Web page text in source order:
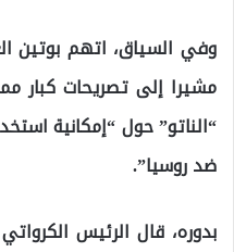
وفي السياق، اتهم بوتين
مشيرا إلى تصريحات
“الناتو” حول “إمكانية
ضد روسيا”.
بدوره، قال الرئيس